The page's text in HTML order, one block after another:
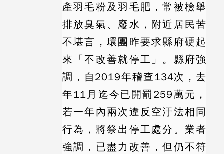
產羽毛粉及羽毛肥，常被檢舉
排放臭氣、廢水，附近居民苦
不堪言，環團昨要求縣府硬起
來「不改善就停工」。縣府強
調，自2019年稽查134次，去
年11月迄今已開罰259萬元，
若一年內兩次違反空汙法相同
行為，將祭出停工處分。業者
強調，已盡力改善，但仍不符